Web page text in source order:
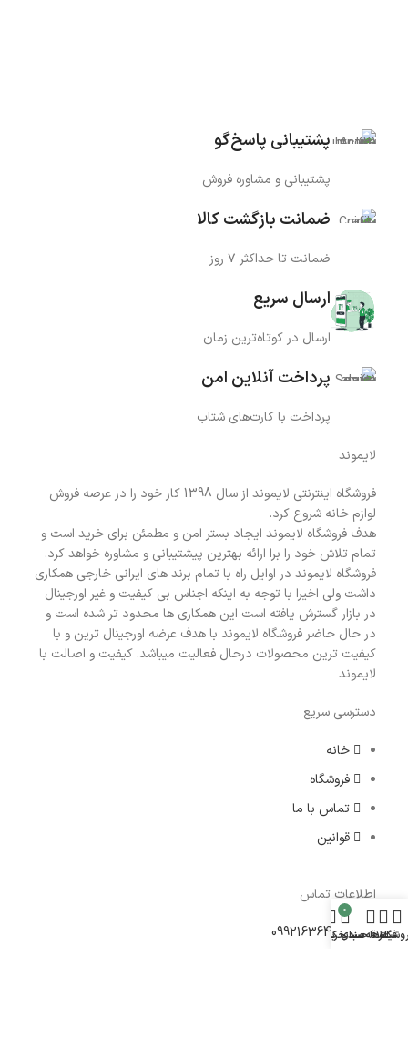
پرداخت آنلاین امن
پرداخت با کارت‌های شتاب
ارسال سریع
ارسال در کوتاه‌ترین زمان
ضمانت بازگشت کالا
ضمانت تا حداکثر ۷ روز
پشتیبانی پاسخ‌گو
پشتیبانی و مشاوره فروش
لایموند
فروشگاه اینترنتی لایموند از سال 1398 کار خود را در عرصه فروش
لوازم خانه شروع کرد.
هدف فروشگاه لایموند ایجاد بستر امن و مطمئن برای خرید است و
تمام تلاش خود را برا ارائه بهترین پیشتیبانی و مشاوره خواهد کرد.
فروشگاه لایموند در اوایل راه با تمام برند های ایرانی خارجی همکاری
داشت ولی اخیرا با توجه به اینکه اجناس بی کیفیت و غیر اورجینال
در بازار گسترش یافته است این همکاری ها محدود تر شده است و
در حال حاضر فروشگاه لایموند با هدف عرضه اورجینال ترین و با
کیفیت ترین محصولات درحال فعالیت میباشد. کیفیت و اصالت با
لایموند
دسترسی سریع
خانه
فروشگاه
تماس با ما
قوانین
اطلاعات تماس
09921636433
فیلترها
علاقه مندی
0
سبد خرید
حساب کاربری من